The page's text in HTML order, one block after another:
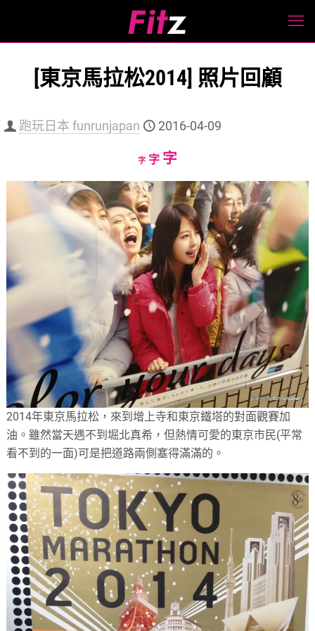
[東京馬拉松2014] 照片回顧
跑玩日本 funrunjapan 2016-04-09
字Decrease
size.
字Reset
size.
字Increase
size.
2014年東京馬拉松，來到增上寺和東京鐵塔的對面觀賽加
油。雖然當天遇不到堀北真希，但熱情可愛的東京市民(平常
看不到的一面)可是把道路兩側塞得滿滿的。